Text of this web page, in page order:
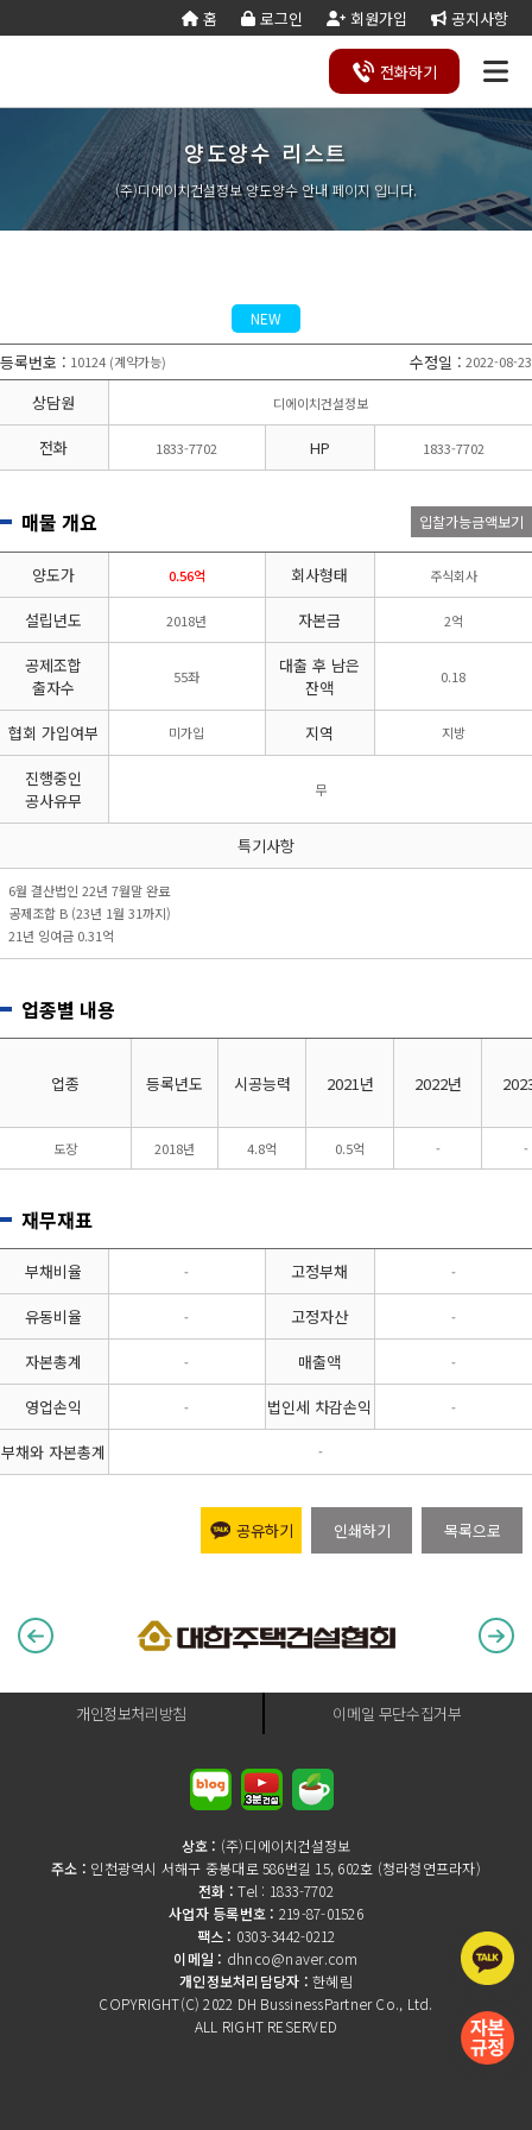
홈 로그인 회원가입 공지사항
전화하기
회사
소개
사업
영역
조직
도 는
길
합
건
설
업
토목건축
공사업
경설비공
조경공사
전문건설업
지반조성·포
장공사업
실내건축공
사업
도장·습식·방 조경식재·시
비계공사업
비공사업
철도·궤도공
사업
철강구조물공
붕
건축물조립공
사업
기타공
사업
전기공사업 정보통신
공사업
나무병원
석면해제
산림사업법
인
에너지절
약전문기
업
엔지니어링
사업자
전문관리
설계시공업
문기관/
안전점검전
문기관
지하수개발
차
담
하
기
양도
양수
리스
트
양도
양수
절차
기업
진단
공
제
조
합
실
태
조
사
기
재
사
항
변
경
공
능
력
가
·
합
잔고
증명
법령
서식
국가
계약
법령
관계
서식
건설
업등
록서
식
법시
행규
칙
서식
실질
자본
금
계산
기
세무
계산
기
양도양수 리스트
(주)디에이치건설정보 양도양수 안내 페이지 입니다.
NEW
등록번호 : 10124 (계약가능) 수정일 : 2022-08-23
상담원 디에이치건설정보
전화 1833-7702 HP 1833-7702
매물 개요 입찰가능금액보기
양도가 0.56억 회사형태 주식회사
설립년도 2018년 자본금 2억
공제조합
출자수
55좌
대출 후 남은
잔액
0.18
협회 가입여부 미가입 지역 지방
진행중인
공사유무
무
특기사항
6월 결산법인 22년 7월말 완료
공제조합 B (23년 1월 31까지)
21년 잉여금 0.31억
업종별 내용
업종 등록년도 시공능력 2021년 2022년
도장 2018년 4.8억 0.5억 - -
재무재표
부채비율 - 고정부채 -
유동비율 - 고정자산 -
자본총계 - 매출액 -
영업손익 - 법인세 차감손익 -
부채와 자본총계 -
공유하기 인쇄하기 목록으로
개인정보처리방침 이메일 무단수집거부
상호 : (주)디에이치건설정보
주소 : 인천광역시 서해구 중봉대로 586번길 15, 602호 (청라청연프라자)
전화 :Tel : 1833-7702
사업자 등록번호 : 219-87-01526
팩스 : 0303-3442-0212
이메일 : dhnco@naver.com
개인정보처리담당자 :한혜림
COPYRIGHT(C) 2022 DH BussinessPartner Co., Ltd.
ALL RIGHT RESERVED